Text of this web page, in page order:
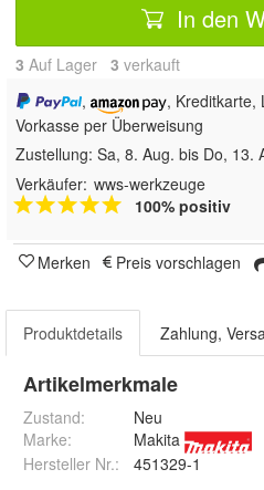
In den
3 Auf Lager 3 verkauft
,
, Kreditkarte,
Vorkasse per Überweisung
Zustellung: Sa, 8. Aug. bis Do, 13.
Verkäufer: wws-werkzeuge
100% positiv
Merken Preis vorschlagen
Produktdetails Zahlung,
Artikelmerkmale
Zustand:
Neu
Marke:
Makita
Hersteller Nr.:
451329-1